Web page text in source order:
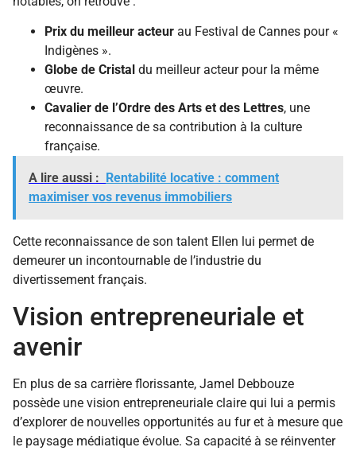
Prix du meilleur acteur au Festival de Cannes pour «
Indigènes ».
Globe de Cristal du meilleur acteur pour la même
œuvre.
Cavalier de l’Ordre des Arts et des Lettres, une
reconnaissance de sa contribution à la culture
française.
A lire aussi :
Rentabilité locative : comment
maximiser vos revenus immobiliers
Cette reconnaissance de son talent Ellen lui permet de
demeurer un incontournable de l’industrie du
divertissement français.
Vision entrepreneuriale et
avenir
En plus de sa carrière florissante, Jamel Debbouze
possède une vision entrepreneuriale claire qui lui a permis
d’explorer de nouvelles opportunités au fur et à mesure que
le paysage médiatique évolue. Sa capacité à se réinventer